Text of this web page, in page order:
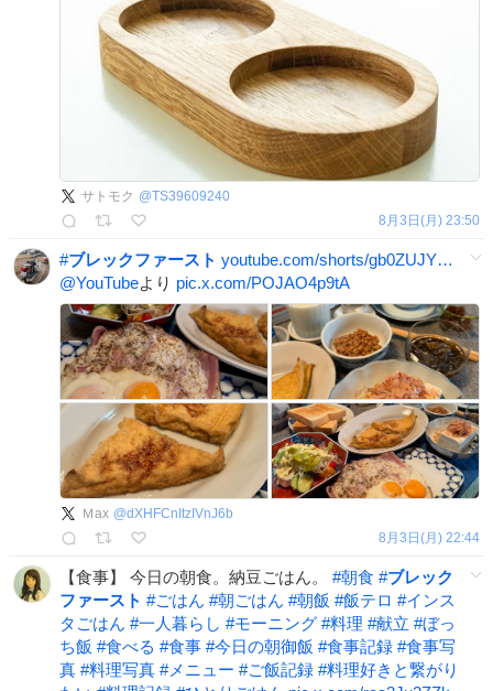
サトモク @TS39609240
8月3日(月) 23:50
#ブレックファースト youtube.com/shorts/gb0ZUJY…
@YouTubeより pic.x.com/POJAO4p9tA
Ｍax @dXHFCnItzIVnJ6b
8月3日(月) 22:44
【食事】 今日の朝食。納豆ごはん。 #朝食 #ブレック
ファースト #ごはん #朝ごはん #朝飯 #飯テロ #インス
タごはん #一人暮らし #モーニング #料理 #献立 #ぼっ
ち飯 #食べる #食事 #今日の朝御飯 #食事記録 #食事写
真 #料理写真 #メニュー #ご飯記録 #料理好きと繋がり